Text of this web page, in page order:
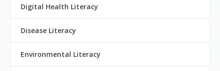
Digital Health Literacy
Disease Literacy
Environmental Literacy